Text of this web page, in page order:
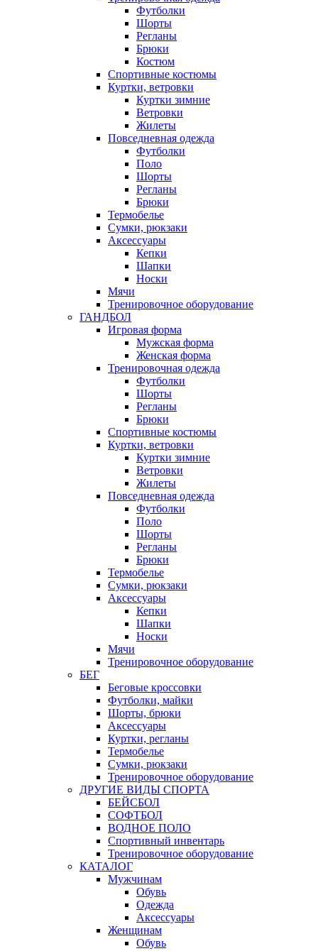
Футболки
Шорты
Регланы
Брюки
Костюм
Спортивные костюмы
Куртки, ветровки
Куртки зимние
Ветровки
Жилеты
Повседневная одежда
Футболки
Поло
Шорты
Регланы
Брюки
Термобелье
Сумки, рюкзаки
Аксессуары
Кепки
Шапки
Носки
Мячи
Тренировочное оборудование
ГАНДБОЛ
Игровая форма
Мужская форма
Женская форма
Тренировочная одежда
Футболки
Шорты
Регланы
Брюки
Спортивные костюмы
Куртки, ветровки
Куртки зимние
Ветровки
Жилеты
Повседневная одежда
Футболки
Поло
Шорты
Регланы
Брюки
Термобелье
Сумки, рюкзаки
Аксессуары
Кепки
Шапки
Носки
Мячи
Тренировочное оборудование
БЕГ
Беговые кроссовки
Футболки, майки
Шорты, брюки
Аксессуары
Куртки, регланы
Термобелье
Сумки, рюкзаки
Тренировочное оборудование
ДРУГИЕ ВИДЫ СПОРТА
БЕЙСБОЛ
СОФТБОЛ
ВОДНОЕ ПОЛО
Спортивный инвентарь
Тренировочное оборудование
КАТАЛОГ
Мужчинам
Обувь
Одежда
Аксессуары
Женщинам
Обувь